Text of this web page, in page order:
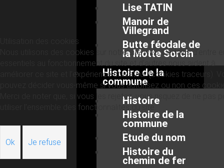
Lise TATIN
Manoir de
Villegrand
Butte féodale de
la Motte Sorcin
Histoire de la
commune
Histoire
Histoire de la
commune
Etude du nom
Histoire du
chemin de fer
Utilisation des cookies
Nous utilisons des cookies sur notre site web. Certains d’entre
essentiels au fonctionnement du site et d’autres nous aident à
améliorer ce site et l’expérience utilisateur (cookies traceurs).
pouvez décider vous-même si vous autorisez ou non ces
Merci de noter que, si vous les rejetez, vous risquez de ne pas
utiliser l’ensemble des fonctionnalités du site.
Ok Je refuse